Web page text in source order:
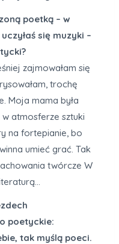
poetką – w
się muzyki –
zajmowałam się
trochę
Moja mama była
atmosferze sztuki
na fortepianie, bo
umieć grać. Tak
twórcze W
poetyckie:
tak myślą poeci.